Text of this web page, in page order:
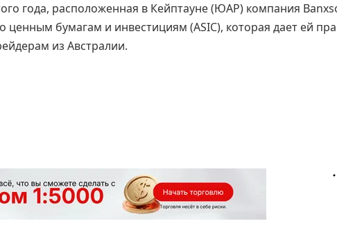
года, расположенная в Кейптауне (ЮАР) компания
ценным бумагам и инвестициям (ASIC), которая дает ей
из Австралии.